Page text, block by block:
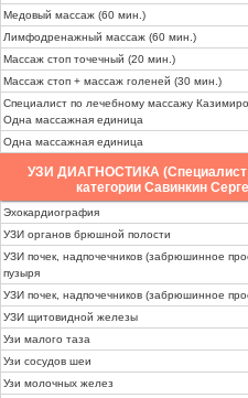
Медовый массаж (60 мин.)
Лимфодренажный массаж (60 мин.)
Массаж стоп точечный (20 мин.)
Массаж стоп + массаж голеней (30 мин.)
Специалист по лечебному массажу
Одна массажная единица
Одна массажная единица
УЗИ ДИАГНОСТИКА (Специалист
категории Савинкин
Эхокардиография
УЗИ органов брюшной полости
УЗИ почек, надпочечников (забрюшинное
пузыря
УЗИ почек, надпочечников (забрюшинное
УЗИ щитовидной железы
Узи малого таза
Узи сосудов шеи
Узи молочных желез